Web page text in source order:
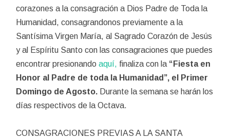
corazones a la consagración a Dios Padre de Toda la
Humanidad, consagrandonos previamente a la
Santísima Virgen María, al Sagrado Corazón de Jesús
y al Espíritu Santo con las consagraciones que puedes
encontrar presionandoaquí, finaliza con la “Fiesta en
Honor al Padre de toda la Humanidad”, el Primer
Domingo de Agosto. Durante la semana se harán los
días respectivos de la Octava.
CONSAGRACIONES PREVIAS A LA SANTA